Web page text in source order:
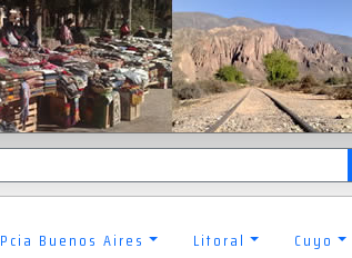
Pcia Buenos Aires Litoral Cuyo